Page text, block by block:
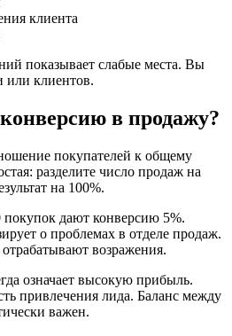
клиента
показывает слабые места. Вы
или клиентов.
в продажу?
покупателей к общему
разделите число продаж на
на 100%.
дают конверсию 5%.
о проблемах в отделе продаж.
возражения.
означает высокую прибыль.
привлечения лида. Баланс между
важен.